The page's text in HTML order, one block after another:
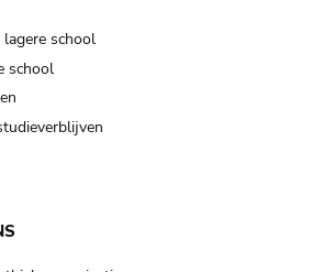
school
school